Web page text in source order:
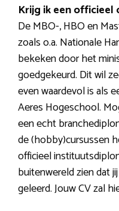
Krijg ik een officieel
De MBO-, HBO en
zoals o.a. Nationale
bekeken door het
goedgekeurd. Dit wil
even waardevol is als
Aeres Hogeschool.
een echt
de (hobby)cursussen
officieel
buitenwereld zien dat
geleerd. Jouw CV zal